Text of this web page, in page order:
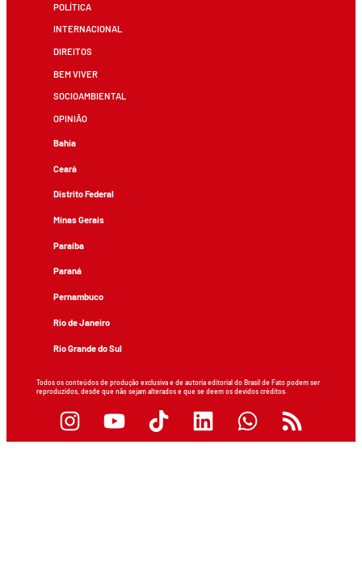
POLÍTICA
INTERNACIONAL
DIREITOS
BEM VIVER
SOCIOAMBIENTAL
OPINIÃO
Bahia
Ceará
Distrito Federal
Minas Gerais
Paraíba
Paraná
Pernambuco
Rio de Janeiro
Rio Grande do Sul
Todos os conteúdos de produção exclusiva e de autoria editorial do Brasil de Fato podem ser
reproduzidos, desde que não sejam alterados e que se deem os devidos créditos.